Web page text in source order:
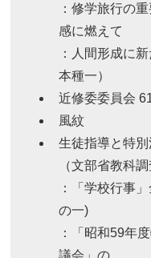
：修学旅行の
感に燃えて
：人間形成に
本種一）
近修委委員会
風紋
生徒指導と特
（文部省教科
：「学校行事
の一)
：「昭和59年